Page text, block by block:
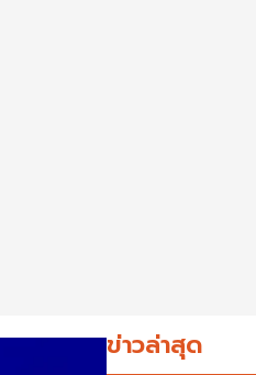
ข่าวล่าสุด